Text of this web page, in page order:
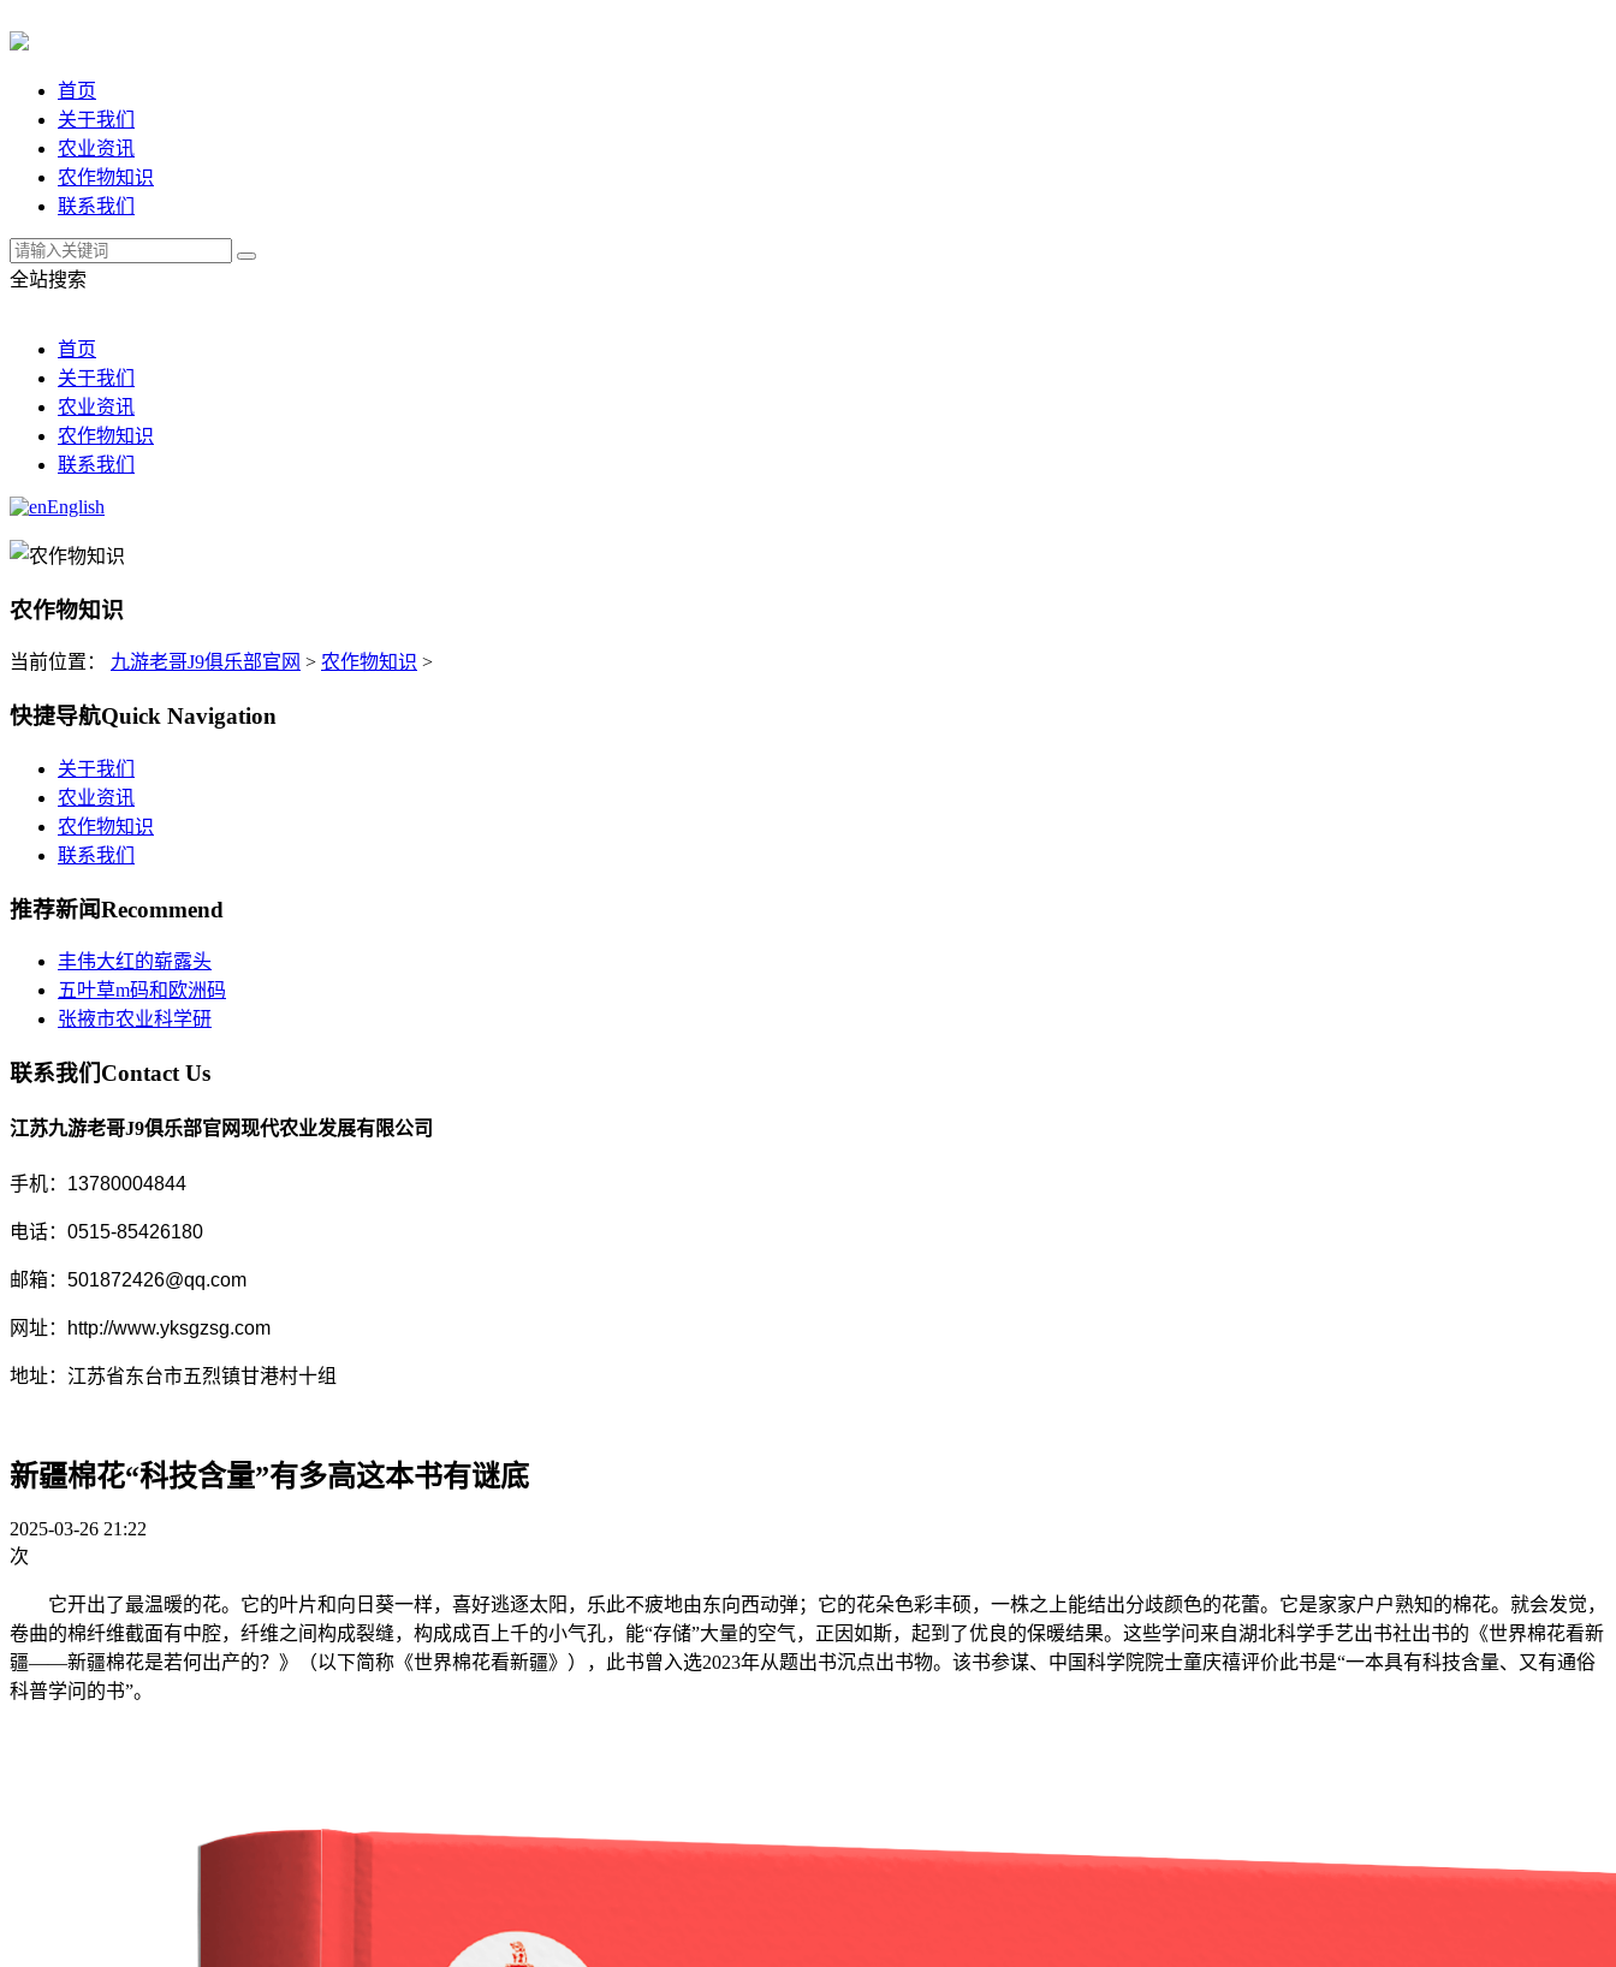
首页
关于我们
农业资讯
农作物知识
联系我们
全站搜索
首页
关于我们
农业资讯
农作物知识
联系我们
English
农作物知识
当前位置： 九游老哥J9俱乐部官网 > 农作物知识 >
快捷导航Quick Navigation
关于我们
农业资讯
农作物知识
联系我们
推荐新闻Recommend
丰伟大红的崭露头
五叶草m码和欧洲码
张掖市农业科学研
联系我们Contact Us
江苏九游老哥J9俱乐部官网现代农业发展有限公司
手机：13780004844
电话：0515-85426180
邮箱：501872426@qq.com
网址：http://www.yksgzsg.com
地址：江苏省东台市五烈镇甘港村十组
新疆棉花“科技含量”有多高这本书有谜底
2025-03-26 21:22
次
它开出了最温暖的花。它的叶片和向日葵一样，喜好逃逐太阳，乐此不疲地由东向西动弹；它的花朵色彩丰硕，一株之上能结出分歧颜色的花蕾。它是家家户户熟知的棉花。就会发觉，
卷曲的棉纤维截面有中腔，纤维之间构成裂缝，构成成百上千的小气孔，能“存储”大量的空气，正因如斯，起到了优良的保暖结果。这些学问来自湖北科学手艺出书社出书的《世界棉花看新
疆——新疆棉花是若何出产的？》（以下简称《世界棉花看新疆》），此书曾入选2023年从题出书沉点出书物。该书参谋、中国科学院院士童庆禧评价此书是“一本具有科技含量、又有通俗
科普学问的书”。